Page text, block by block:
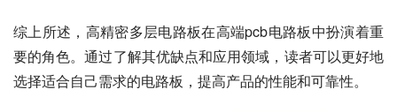
综上所述，高精密多层电路板在高端pcb电路板中扮演着重
要的角色。通过了解其优缺点和应用领域，读者可以更好地
选择适合自己需求的电路板，提高产品的性能和可靠性。